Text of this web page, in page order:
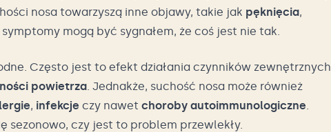
nosa towarzyszą inne objawy, takie jak pęknięcia,
symptomy mogą być sygnałem, że coś jest nie tak.
Często jest to efekt działania czynników
powietrza. Jednakże, suchość nosa może również
, infekcje czy nawet choroby autoimmunologiczne.
sezonowo, czy jest to problem przewlekły.